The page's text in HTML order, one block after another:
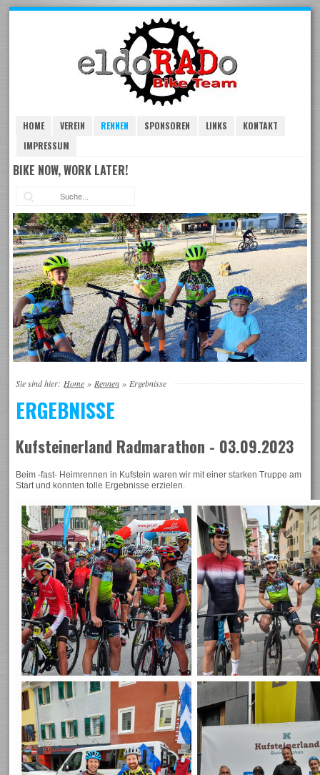
HOME VEREIN RENNEN SPONSOREN LINKS
KONTAKT
IMPRESSUM
BIKE NOW, WORK LATER!
Sie sind hier: Home » Rennen » Ergebnisse
ERGEBNISSE
Kufsteinerland Radmarathon - 03.09.2023
Beim -fast- Heimrennen in Kufstein waren wir mit einer starken Truppe am
Start und konnten tolle Ergebnisse erzielen.